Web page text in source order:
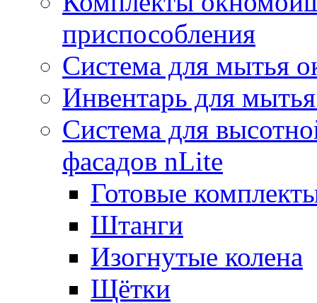
приспособления
Система для мытья
Инвентарь для
Система для
фасадов nLite
Готовые
Штанги
Изогнутые колена
Щётки